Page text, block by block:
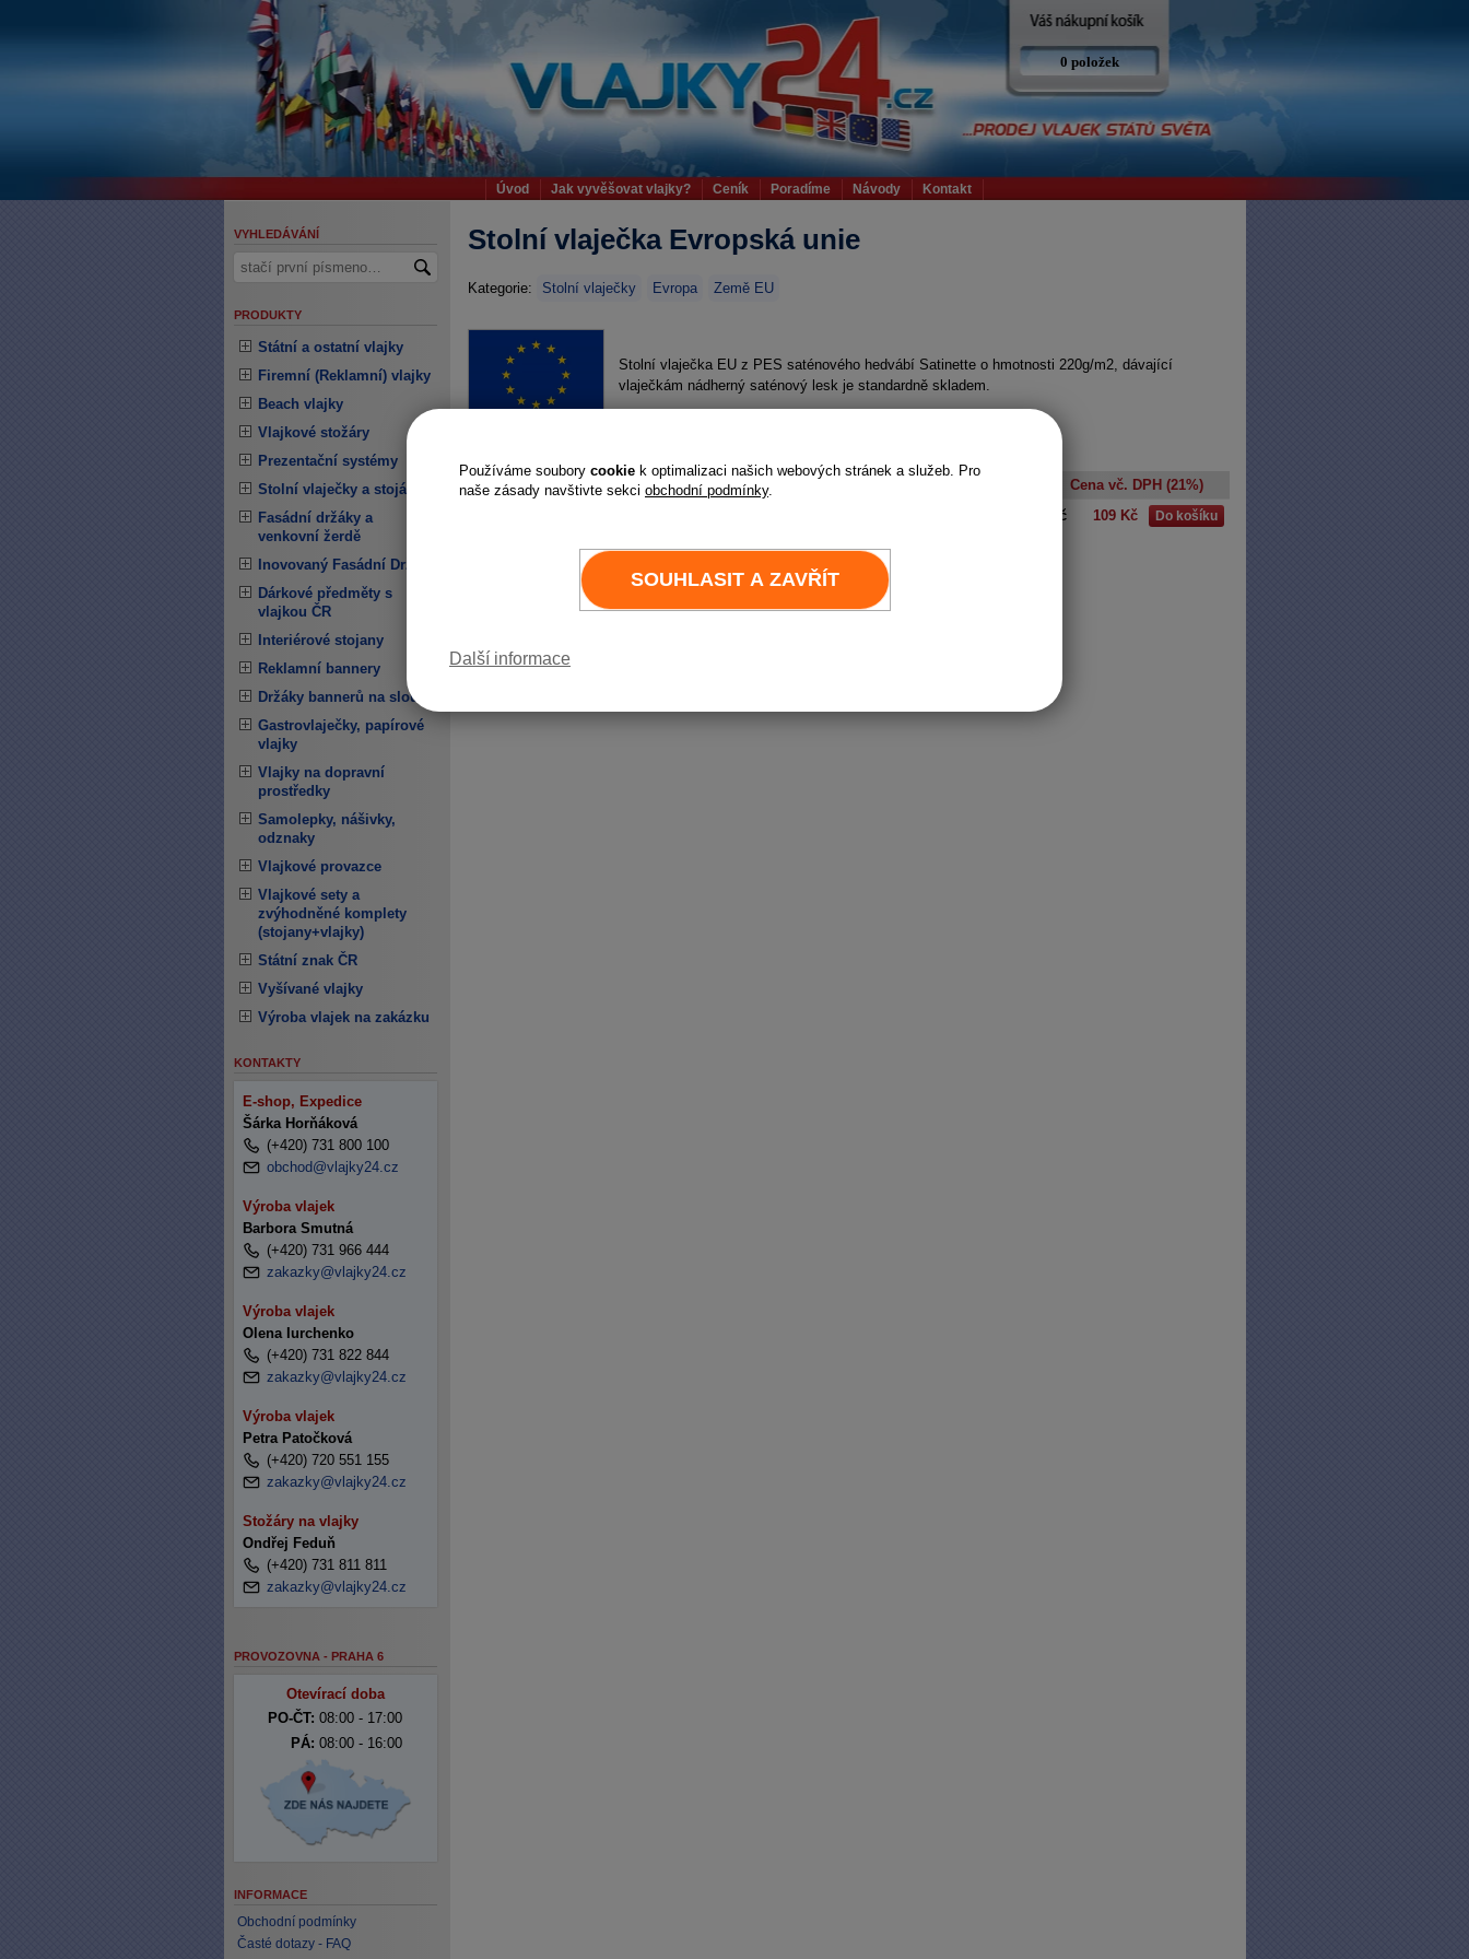
0 položek
Úvod Jak vyvěšovat vlajky? Ceník Poradíme Návody Kontakt
Stolní vlaječka Evropská unie
Kategorie: Stolní vlaječky Evropa Země EU
Stolní vlaječka EU z PES saténového hedvábí Satinette o hmotnosti 220g/m2, dávající
vlaječkám nádherný saténový lesk je standardně skladem.
Cena vč. DPH (21%)
90 Kč 109 Kč Do košíku
VYHLEDÁVÁNÍ
PRODUKTY
Státní a ostatní vlajky
Firemní (Reklamní) vlajky
Beach vlajky
Vlajkové stožáry
Prezentační systémy
Stolní vlaječky a stojánky
Fasádní držáky a
venkovní žerdě
Inovovaný Fasádní Držák
Dárkové předměty s
vlajkou ČR
Interiérové stojany
Reklamní bannery
Držáky bannerů na sloupy
Gastrovlaječky, papírové
vlajky
Vlajky na dopravní
prostředky
Samolepky, nášivky,
odznaky
Vlajkové provazce
Vlajkové sety a
zvýhodněné komplety
(stojany+vlajky)
Státní znak ČR
Vyšívané vlajky
Výroba vlajek na zakázku
KONTAKTY
E-shop, Expedice
Šárka Horňáková
(+420) 731 800 100
obchod@vlajky24.cz
Výroba vlajek
Barbora Smutná
(+420) 731 966 444
zakazky@vlajky24.cz
Výroba vlajek
Olena Iurchenko
(+420) 731 822 844
zakazky@vlajky24.cz
Výroba vlajek
Petra Patočková
(+420) 720 551 155
zakazky@vlajky24.cz
Stožáry na vlajky
Ondřej Feduň
(+420) 731 811 811
zakazky@vlajky24.cz
PROVOZOVNA - PRAHA 6
Otevírací doba
PO-ČT: 08:00 - 17:00
PÁ: 08:00 - 16:00
INFORMACE
Obchodní podmínky
Časté dotazy - FAQ
Používáme soubory cookie k optimalizaci našich webových stránek a služeb. Pro
naše zásady navštivte sekci obchodní podmínky.
SOUHLASIT A ZAVŘÍT
Další informace